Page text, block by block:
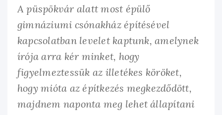
A püspökvár alatt most épülő
gimnáziumi csónakház építésével
kapcsolatban levelet kaptunk, amelynek
írója arra kér minket, hogy
figyelmeztessük az illetékes köröket,
hogy mióta az építkezés megkezdődött,
majdnem naponta meg lehet állapítani